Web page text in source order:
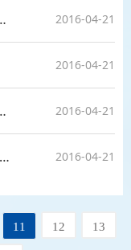
2016-04-21
2016-04-21
2016-04-21
2016-04-21
11 12 13